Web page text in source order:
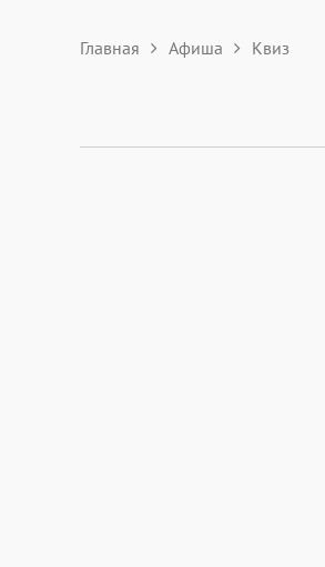
Главная Афиша Квиз